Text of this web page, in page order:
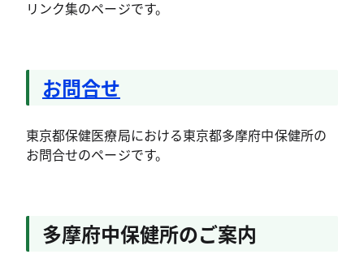
リンク集のページです。
お問合せ
東京都保健医療局における東京都多摩府中保健所の
お問合せのページです。
多摩府中保健所のご案内